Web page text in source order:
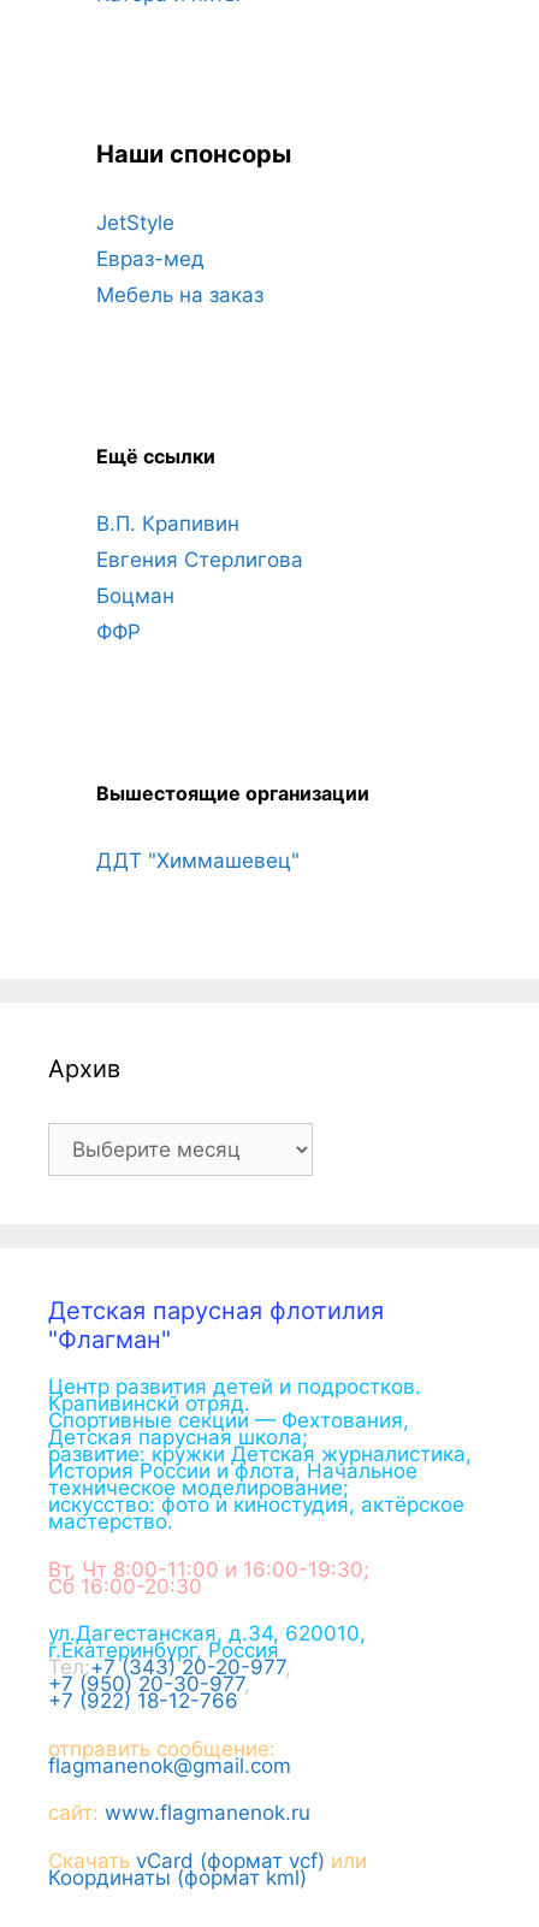
Наши спонсоры
JetStyle
Евраз-мед
Мебель на заказ
Ещё ссылки
В.П. Крапивин
Евгения Стерлигова
Боцман
ФФР
Вышестоящие организации
ДДТ "Химмашевец"
Архив
Архив
Детская парусная флотилия
"Флагман"
Центр развития детей и подростков.
Крапивинскй отряд.
Спортивные секции — Фехтования,
Детская парусная школа;
развитие: кружки Детская журналистика,
История России и флота, Начальное
техническое моделирование;
искусство: фото и киностудия, актёрское
мастерство.
Вт, Чт 8:00-11:00 и 16:00-19:30;
Сб 16:00-20:30
ул.Дагестанская, д.34, 620010,
г.Екатеринбург, Россия
Тел:+7 (343) 20-20-977,
+7 (950) 20-30-977,
+7 (922) 18-12-766
отправить сообщение:
flagmanenok@gmail.com
сайт: www.flagmanenok.ru
Скачать vCard (формат vcf) или
Координаты (формат kml)